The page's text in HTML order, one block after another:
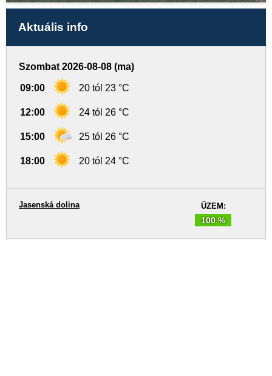
Aktuális info
Szombat 2026-08-08 (ma)
09:00 20 tól 23 °C
12:00 24 tól 26 °C
15:00 25 tól 26 °C
18:00 20 tól 24 °C
ŰZEM:
100 %
Jasenská dolina